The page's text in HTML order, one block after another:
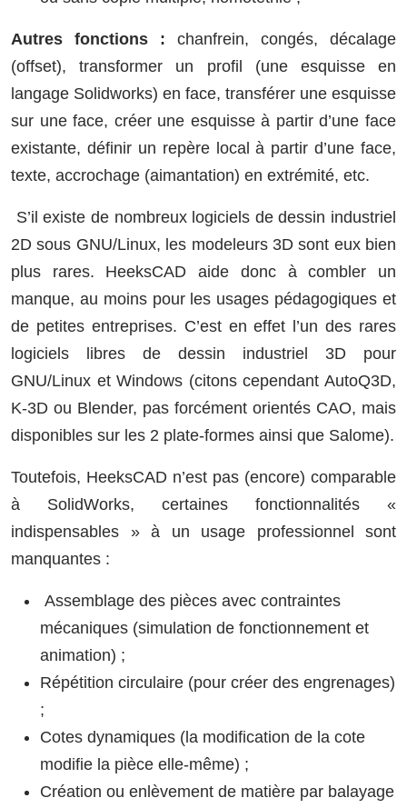
Autres fonctions : chanfrein, congés, décalage
(offset), transformer un profil (une esquisse en
langage Solidworks) en face, transférer une esquisse
sur une face, créer une esquisse à partir d’une face
existante, définir un repère local à partir d’une face,
texte, accrochage (aimantation) en extrémité, etc.
S’il existe de nombreux logiciels de dessin industriel
2D sous GNU/Linux, les modeleurs 3D sont eux bien
plus rares. HeeksCAD aide donc à combler un
manque, au moins pour les usages pédagogiques et
de petites entreprises. C’est en effet l’un des rares
logiciels libres de dessin industriel 3D pour
GNU/Linux et Windows (citons cependant AutoQ3D,
K-3D ou Blender, pas forcément orientés CAO, mais
disponibles sur les 2 plate-formes ainsi que Salome).
Toutefois, HeeksCAD n’est pas (encore) comparable
à SolidWorks, certaines fonctionnalités «
indispensables » à un usage professionnel sont
manquantes :
Assemblage des pièces avec contraintes
mécaniques (simulation de fonctionnement et
animation) ;
Répétition circulaire (pour créer des engrenages)
;
Cotes dynamiques (la modification de la cote
modifie la pièce elle-même) ;
Création ou enlèvement de matière par balayage